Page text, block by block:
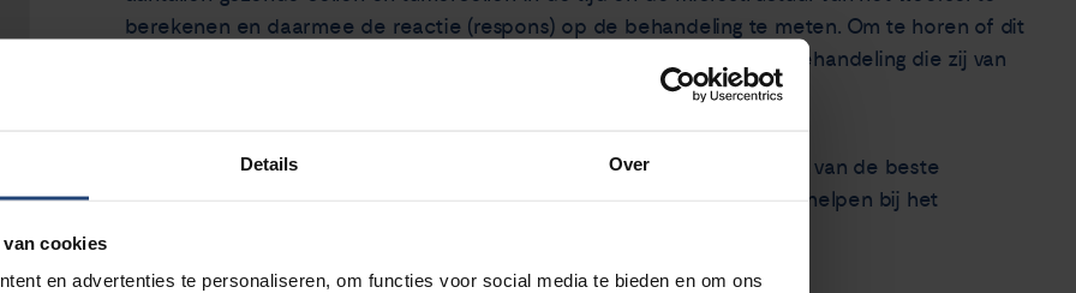
Details Over
cookies
en advertenties te personaliseren, om functies voor social media te bieden en om ons
berekenen en daarmee de reactie (respons) op de behandeling te meten. Om te horen of dit
werkt zullen onderzoekers de feedback vragen van patiënten op de behandeling die zij van
De uitkomsten van dit onderzoek zouden kunnen helpen bij het vinden van de beste
behandeling voor een patiënt, binnen een week na de diagnose. En zo helpen bij het